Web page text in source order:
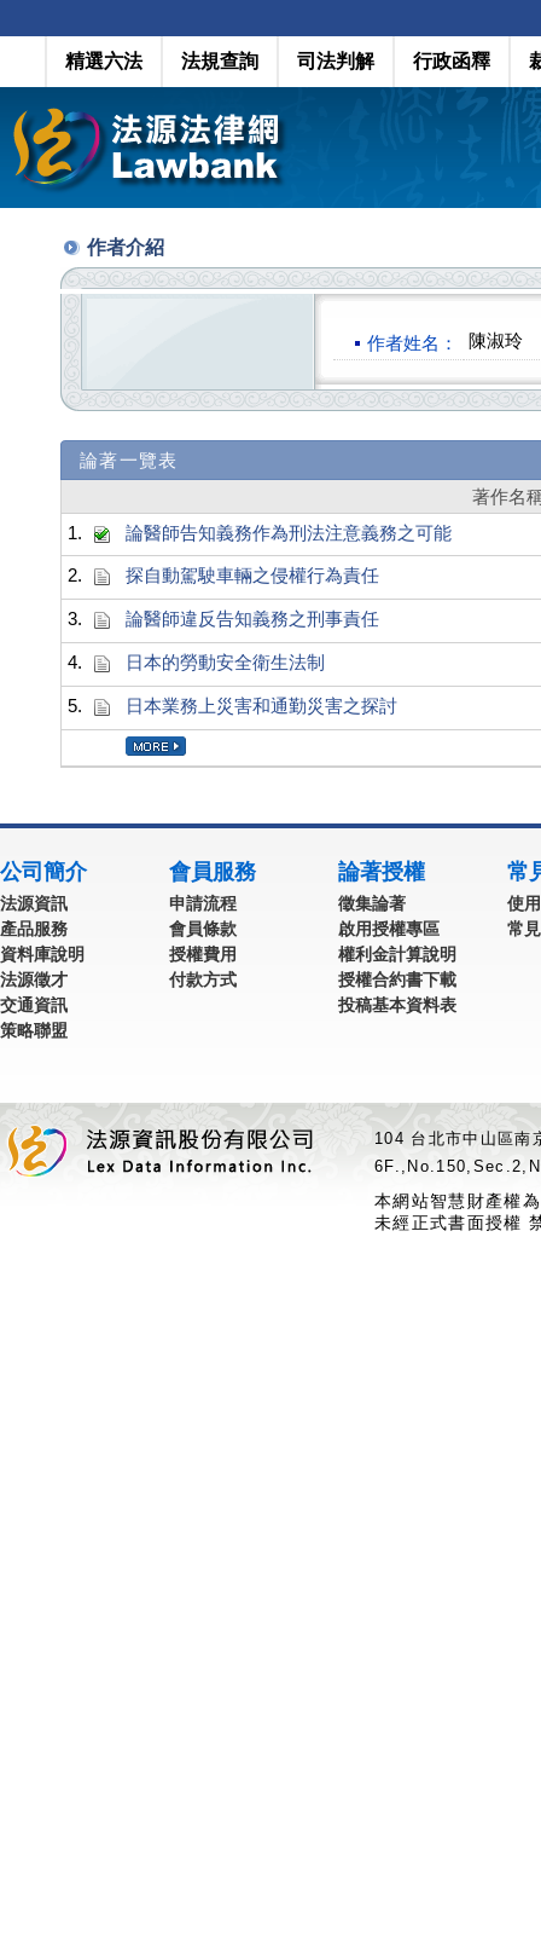
精選六法 法規查詢 司法判解 行政函釋
作者介紹
作者姓名： 陳淑玲
論著一覽表
著作名
1.
論醫師告知義務作為刑法注意義務之可能
2. 探自動駕駛車輛之侵權行為責任
3. 論醫師違反告知義務之刑事責任
4. 日本的勞動安全衛生法制
5. 日本業務上災害和通勤災害之探討
公司簡介
法源資訊
產品服務
資料庫說明
法源徵才
交通資訊
策略聯盟
會員服務
申請流程
會員條款
授權費用
付款方式
論著授權
徵集論著
啟用授權專區
權利金計算說明
授權合約書下載
投稿基本資料表
常
使
常
104 台北市中山區
本網站智慧財產權
未經正式書面授權